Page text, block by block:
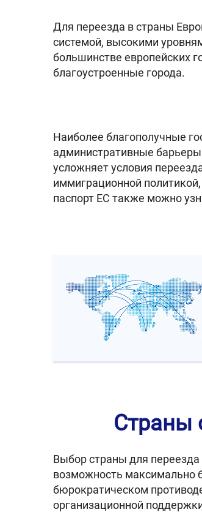
Для переезда в страны
системой, высокими
большинстве европейских
благоустроенные города.
Наиболее благополучные
административные
усложняет условия
иммиграционной
паспорт ЕС также можно
Страны
Выбор страны для переезда
возможность максимально
бюрократическом
организационной